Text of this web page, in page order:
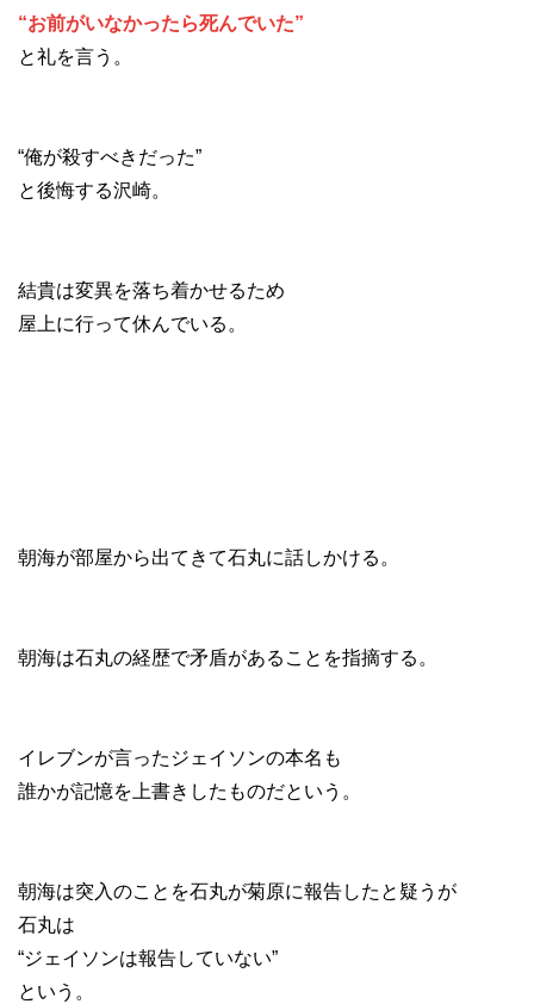
“お前がいなかったら死んでいた”
と礼を言う。
“俺が殺すべきだった”
と後悔する沢崎。
結貴は変異を落ち着かせるため
屋上に行って休んでいる。
朝海が部屋から出てきて石丸に話しかける。
朝海は石丸の経歴で矛盾があることを指摘する。
イレブンが言ったジェイソンの本名も
誰かが記憶を上書きしたものだという。
朝海は突入のことを石丸が菊原に報告したと疑うが
石丸は
“ジェイソンは報告していない”
という。